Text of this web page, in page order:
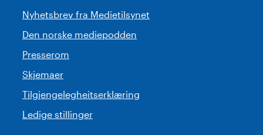
Nyhetsbrev fra Medietilsynet
Den norske mediepodden
Presserom
Skjemaer
Tilgjengelegheitserklæring
Ledige stillinger